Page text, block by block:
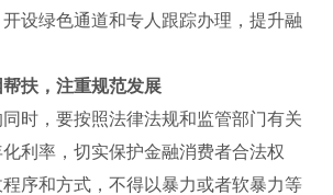
设绿色通道和专人跟踪办理，提升融
扶，注重规范发展
，要按照法律法规和监管部门有关
利率，切实保护金融消费者合法权
序和方式，不得以暴力或者软暴力等